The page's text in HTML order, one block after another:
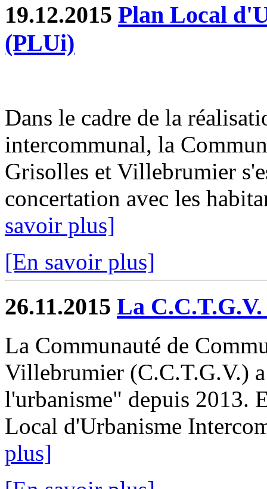
19.12.2015 Plan Local
(PLUi)
Dans le cadre de la
intercommunal, la
Grisolles et Villebrumier
concertation avec les
savoir plus]
[En savoir plus]
26.11.2015 La
La Communauté de
Villebrumier (C.C.T.G.V.)
l'urbanisme" depuis 2013.
Local d'Urbanisme
plus]